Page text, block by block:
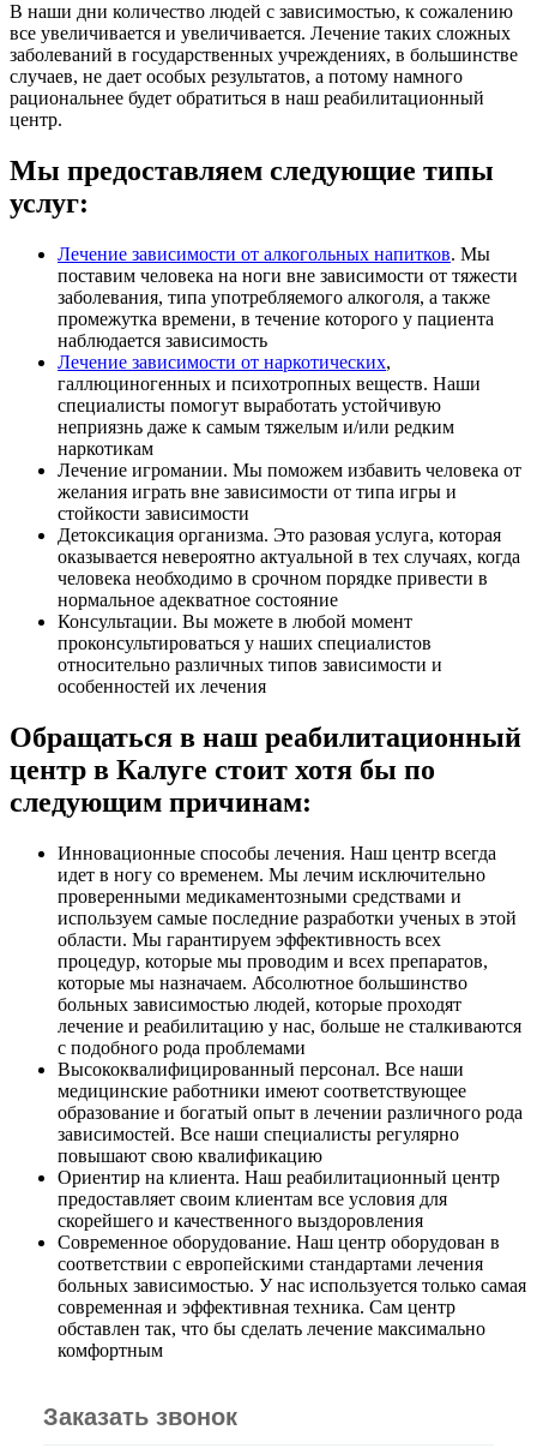
В наши дни количество людей с зависимостью, к сожалению
все увеличивается и увеличивается. Лечение таких сложных
заболеваний в государственных учреждениях, в большинстве
случаев, не дает особых результатов, а потому намного
рациональнее будет обратиться в наш реабилитационный
центр.
Мы предоставляем следующие типы
услуг:
Лечение зависимости от алкогольных напитков. Мы
поставим человека на ноги вне зависимости от тяжести
заболевания, типа употребляемого алкоголя, а также
промежутка времени, в течение которого у пациента
наблюдается зависимость
Лечение зависимости от наркотических,
галлюциногенных и психотропных веществ. Наши
специалисты помогут выработать устойчивую
неприязнь даже к самым тяжелым и/или редким
наркотикам
Лечение игромании. Мы поможем избавить человека от
желания играть вне зависимости от типа игры и
стойкости зависимости
Детоксикация организма. Это разовая услуга, которая
оказывается невероятно актуальной в тех случаях, когда
человека необходимо в срочном порядке привести в
нормальное адекватное состояние
Консультации. Вы можете в любой момент
проконсультироваться у наших специалистов
относительно различных типов зависимости и
особенностей их лечения
Обращаться в наш реабилитационный
центр в Калуге стоит хотя бы по
следующим причинам:
Инновационные способы лечения. Наш центр всегда
идет в ногу со временем. Мы лечим исключительно
проверенными медикаментозными средствами и
используем самые последние разработки ученых в этой
области. Мы гарантируем эффективность всех
процедур, которые мы проводим и всех препаратов,
которые мы назначаем. Абсолютное большинство
больных зависимостью людей, которые проходят
лечение и реабилитацию у нас, больше не сталкиваются
с подобного рода проблемами
Высококвалифицированный персонал. Все наши
медицинские работники имеют соответствующее
образование и богатый опыт в лечении различного рода
зависимостей. Все наши специалисты регулярно
повышают свою квалификацию
Ориентир на клиента. Наш реабилитационный центр
предоставляет своим клиентам все условия для
скорейшего и качественного выздоровления
Современное оборудование. Наш центр оборудован в
соответствии с европейскими стандартами лечения
больных зависимостью. У нас используется только самая
современная и эффективная техника. Сам центр
обставлен так, что бы сделать лечение максимально
комфортным